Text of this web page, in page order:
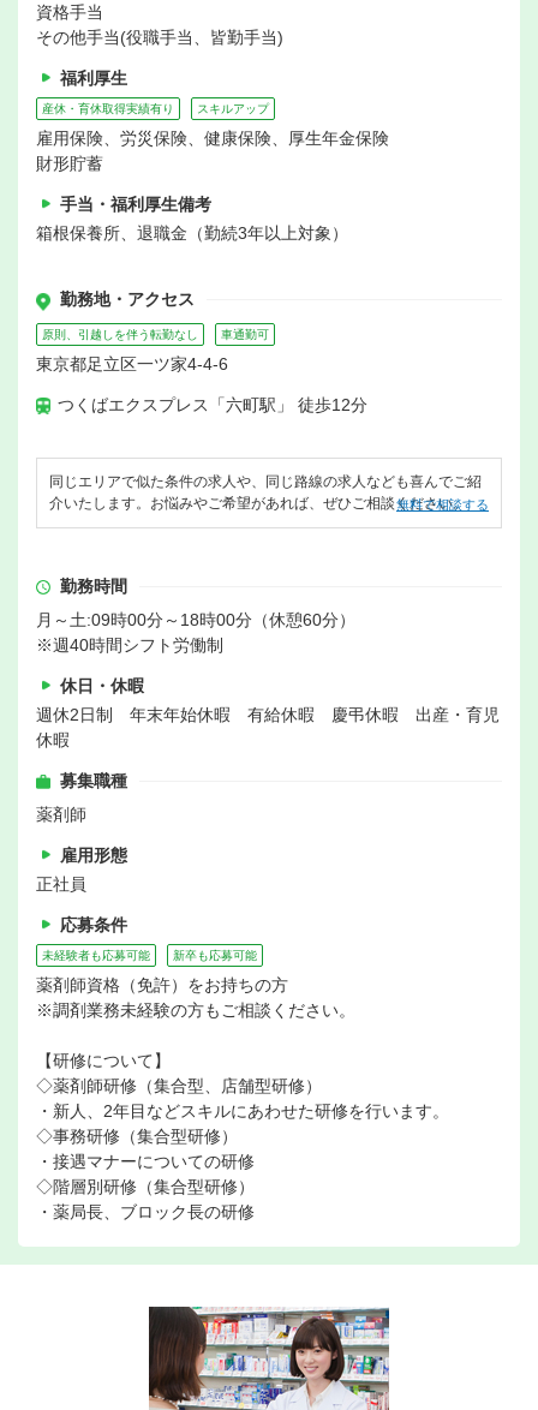
資格手当
その他手当(役職手当、皆勤手当)
福利厚生
産休・育休取得実績有り スキルアップ
雇用保険、労災保険、健康保険、厚生年金保険
財形貯蓄
手当・福利厚生備考
箱根保養所、退職金（勤続3年以上対象）
勤務地・アクセス
原則、引越しを伴う転勤なし 車通勤可
東京都足立区一ツ家4-4-6
つくばエクスプレス「六町駅」 徒歩12分
同じエリアで似た条件の求人や、同じ路線の求人なども喜んでご紹
介いたします。お悩みやご希望があれば、ぜひご相談ください。
無料で相談する
勤務時間
月～土:09時00分～18時00分（休憩60分）
※週40時間シフト労働制
休日・休暇
週休2日制 年末年始休暇 有給休暇 慶弔休暇 出産・育児
休暇
募集職種
薬剤師
雇用形態
正社員
応募条件
未経験者も応募可能 新卒も応募可能
薬剤師資格（免許）をお持ちの方
※調剤業務未経験の方もご相談ください。
【研修について】
◇薬剤師研修（集合型、店舗型研修）
・新人、2年目などスキルにあわせた研修を行います。
◇事務研修（集合型研修）
・接遇マナーについての研修
◇階層別研修（集合型研修）
・薬局長、ブロック長の研修